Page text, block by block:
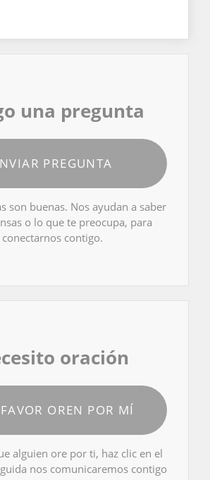
una pregunta
PREGUNTA
son buenas. Nos ayudan a saber
o lo que te preocupa, para
conectarnos contigo.
oración
OREN POR MÍ
alguien ore por ti, haz clic en el
nos comunicaremos contigo